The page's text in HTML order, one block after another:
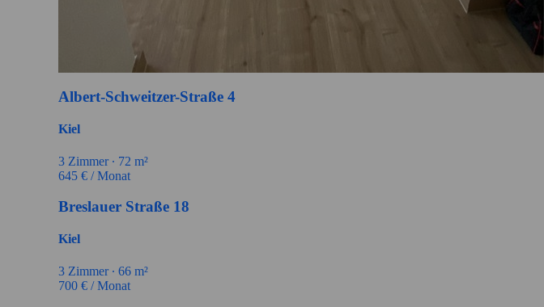
Albert-Schweitzer-Straße 4
Kiel
3 Zimmer ∙ 72 m²
645 € / Monat
Breslauer Straße 18
Kiel
3 Zimmer ∙ 66 m²
700 € / Monat